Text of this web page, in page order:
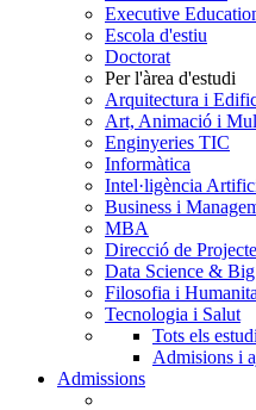
Executive
Escola d'estiu
Doctorat
Per l'àrea d'estudi
Arquitectura i
Art, Animació i
Enginyeries TIC
Informàtica
Intel·ligència
Business i
MBA
Direcció de
Data Science &
Filosofia i
Tecnologia i Salut
Tots els
Admisions i
Admissions